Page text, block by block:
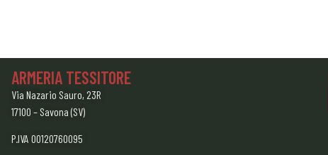
ARMERIA TESSITORE
Via Nazario Sauro, 23R
17100 – Savona (SV)
P.IVA 00120760095